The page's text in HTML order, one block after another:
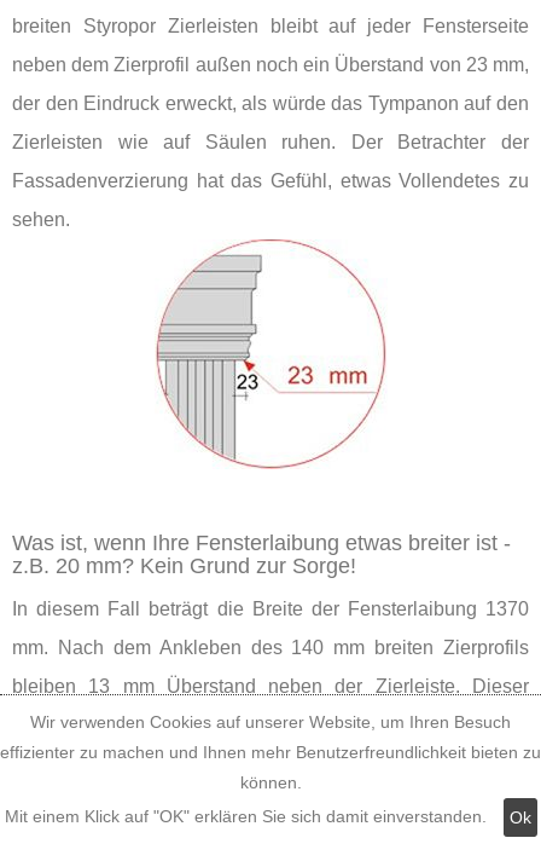
breiten Styropor Zierleisten bleibt auf jeder Fensterseite
neben dem Zierprofil außen noch ein Überstand von 23 mm,
der den Eindruck erweckt, als würde das Tympanon auf den
Zierleisten wie auf Säulen ruhen. Der Betrachter der
Fassadenverzierung hat das Gefühl, etwas Vollendetes zu
sehen.
Was ist, wenn Ihre Fensterlaibung etwas breiter ist -
z.B. 20 mm? Kein Grund zur Sorge!
In diesem Fall beträgt die Breite der Fensterlaibung 1370
mm. Nach dem Ankleben des 140 mm breiten Zierprofils
bleiben 13 mm Überstand neben der Zierleiste. Dieser
Überstand ist nur ein wenig kleiner, und es gibt kaum einen
Betrachter, dem das an der Fensterverzierung auffällt,
solange er nicht mit der Nase daraufgestoßen wird. Also
können Sie guten Gewissens das Tympanon aus der
Wir verwenden Cookies auf unserer Website, um Ihren Besuch
effizienter zu machen und Ihnen mehr Benutzerfreundlichkeit bieten zu
können.
Mit einem Klick auf "OK" erklären Sie sich damit einverstanden.
Ok